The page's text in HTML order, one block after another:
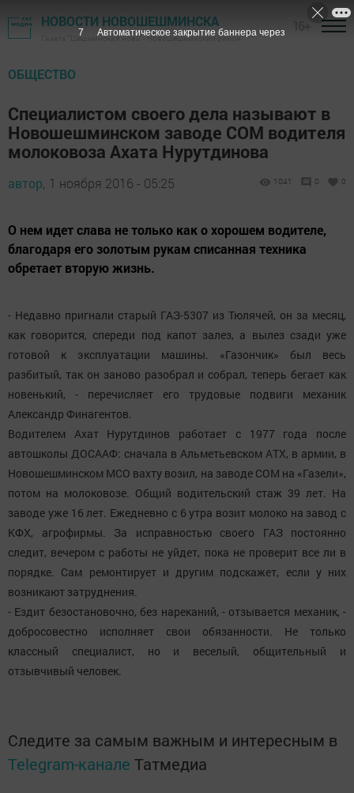
НОВОСТИ НОВОШЕШМИНСКА
Газета "Шешминская новь" - Новошешминский район
ОБЩЕСТВО
Специалистом своего дела называют в
Новошешминском заводе СОМ водителя
молоковоза Ахата Нурутдинова
автор, 1 ноября 2016 - 05:25 1041 0 0
О нем идет слава не только как о хорошем водителе,
благодаря его золотым рукам списанная техника
обретает вторую жизнь.
- Недавно пригнали старый ГАЗ-5307 из Тюлячей, он за месяц,
как говорится, спереди под капот залез, а вылез сзади уже
готовой к эксплуатации машины. «Газончик» был весь
разбитый, так он заново разобрал и собрал, теперь бегает как
новенький, - перечисляет его трудовые подвиги механик
Александр Финагентов.
Водителем Ахат Нурутдинов работает с 1977 года после
автошколы ДОСААФ: сначала в Альметьевском АТХ, в армии, в
Новошешминском МСО вахту возил, на заводе СОМ на «Газели»,
потом на молоковозе. Общий водительский стаж 39 лет. На
заводе уже 16 лет. Ежедневно с 6 утра возит молоко на завод с
КФХ, агрофирмы. За исправностью своего ГАЗ постоянно
следит, вечером с работы не уйдет, пока не проверит все ли в
порядке. Сам ремонтирует и другим подскажет, если у них
возникают затруднения.
- Ездит безостановочно, без нареканий, - отзывается механик, -
добросовестно исполняет свои обязанности. Не только
классный специалист, но и веселый, общительный и
отзывчивый человек.
Следите за самым важным и интересным в
Telegram-канале Татмедиа
6 Автоматическое закрытие баннера через